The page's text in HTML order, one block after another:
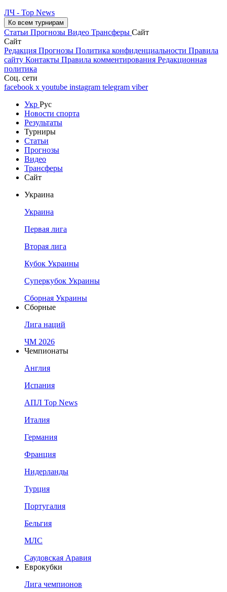
ЛЧ - Top News
Ко всем турнирам
Статьи Прогнозы Видео Трансферы Сайт
Сайт
Редакция Прогнозы Политика конфиденциальности Правила
сайту Контакты Правила комментирования Редакционная
политика
Соц. сети
facebook x youtube instagram telegram viber
Укр Рус
Новости спорта
Результаты
Турниры
Статьи
Прогнозы
Видео
Трансферы
Сайт
Украина
Украина
Первая лига
Вторая лига
Кубок Украины
Суперкубок Украины
Сборная Украины
Сборные
Лига наций
ЧМ 2026
Чемпионаты
Англия
Испания
АПЛ Top News
Италия
Германия
Франция
Нидерланды
Турция
Португалия
Бельгия
МЛС
Саудовская Аравия
Еврокубки
Лига чемпионов